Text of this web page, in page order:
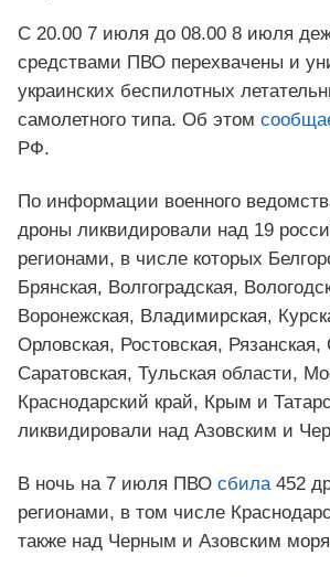
С 20.00 7 июля до 08.00 8 июля
средствами ПВО перехвачены и
украинских беспилотных
самолетного типа. Об этом
РФ.
По информации военного
дроны ликвидировали над 19
регионами, в числе которых
Брянская, Волгоградская,
Воронежская, Владимирская,
Орловская, Ростовская, Рязанская,
Саратовская, Тульская области,
Краснодарский край, Крым и
ликвидировали над Азовским и
В ночь на 7 июля ПВО сбила452
регионами, в том числе
также над Черным и Азовским